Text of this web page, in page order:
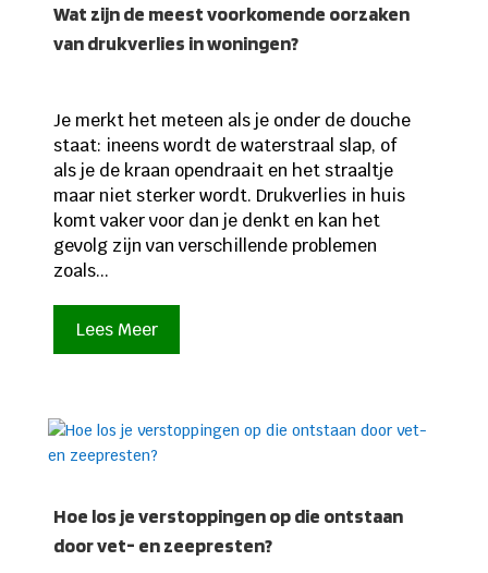
Wat zijn de meest voorkomende oorzaken
van drukverlies in woningen?
Je merkt het meteen als je onder de douche
staat: ineens wordt de waterstraal slap, of
als je de kraan opendraait en het straaltje
maar niet sterker wordt. Drukverlies in huis
komt vaker voor dan je denkt en kan het
gevolg zijn van verschillende problemen
zoals...
Lees Meer
Hoe los je verstoppingen op die ontstaan
door vet- en zeepresten?